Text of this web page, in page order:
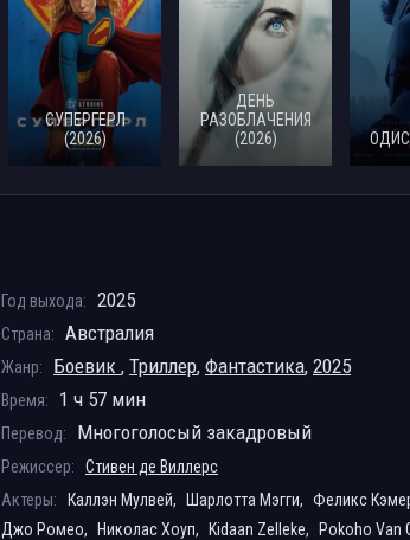
СУПЕРГЕРЛ
(2026)
ДЕНЬ
РАЗОБЛАЧЕНИЯ
(2026)
Год выхода: 2025
Страна: Австралия
Жанр: Боевик , Триллер, Фантастика, 2025
Время: 1 ч 57 мин
Перевод: Многоголосый закадровый
Режиссер:
Стивен де Виллерс
Актеры:
Каллэн Мулвей, Шарлотта Мэгги, Феликс
Джо Ромео,
Николас Хоуп, Kidaan Zelleke, Pokoho Van